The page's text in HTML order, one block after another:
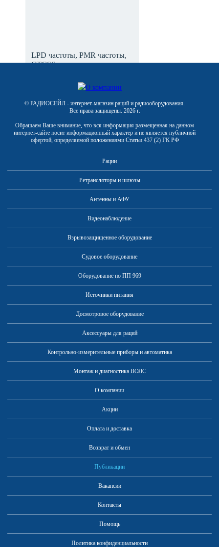
LPD частоты, PMR частоты,
CTCSS-коды
радиостанций
Как установить рацию в
автомобиле
детонации и стандарты для
© РАДИОСЕЙЛ - интернет-магазин раций и радиооборудования.
Все права защищены. 2026 г.
Обращаем Ваше внимание, что вся информация размещенная на данном
интернет-сайте носит информационный характер и не является публичной
офертой, определяемой положениями Статьи 437 (2) ГК РФ
Рации
Ретрансляторы и шлюзы
Антенны и АФУ
Видеонаблюдение
Взрывозащищенное оборудование
Судовое оборудование
Оборудование по ПП 969
Источники питания
Досмотровое оборудование
Аксессуары для раций
Контрольно-измерительные приборы и автоматика
Монтаж и диагностика ВОЛС
О компании
Акции
Оплата и доставка
Возврат и обмен
Публикации
Вакансии
Контакты
Помощь
Политика конфиденциальности